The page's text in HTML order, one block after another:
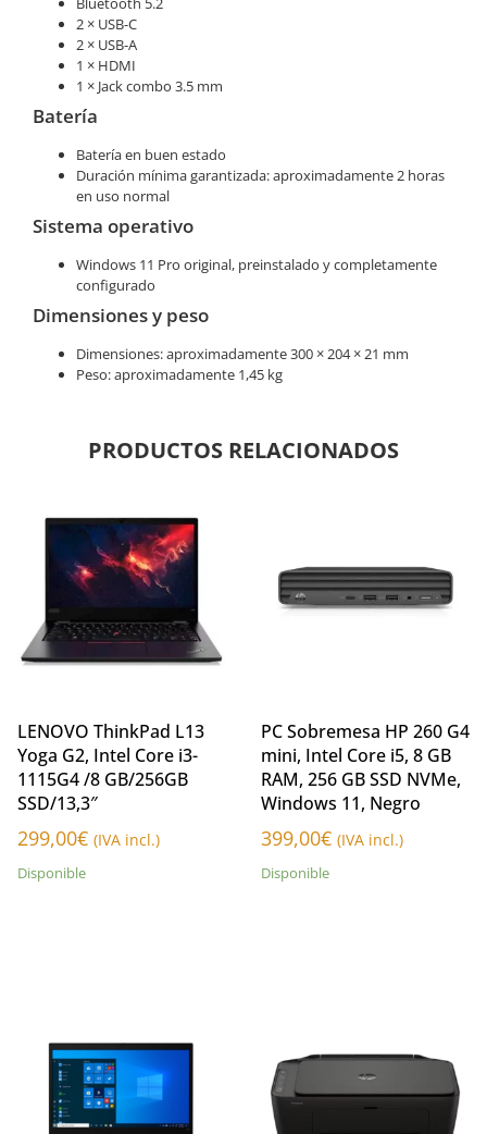
2 × USB-C
2 × USB-A
1 × HDMI
1 × Jack combo 3.5 mm
Batería
Batería en buen estado
Duración mínima garantizada: aproximadamente 2 horas
en uso normal
Sistema operativo
Windows 11 Pro original, preinstalado y completamente
configurado
Dimensiones y peso
Dimensiones: aproximadamente 300 × 204 × 21 mm
Peso: aproximadamente 1,45 kg
PRODUCTOS RELACIONADOS
LENOVO ThinkPad L13
Yoga G2, Intel Core i3-
1115G4 /8 GB/256GB
SSD/13,3″
299,00€ (IVA incl.)
Disponible
PC Sobremesa HP 260 G4
mini, Intel Core i5, 8 GB
RAM, 256 GB SSD NVMe,
Windows 11, Negro
399,00€ (IVA incl.)
Disponible